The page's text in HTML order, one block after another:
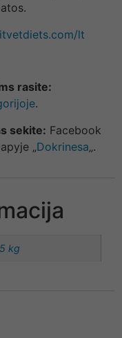
lt
rasite:
.
sekite: Facebook
„Dokrinesa„.
5 kg